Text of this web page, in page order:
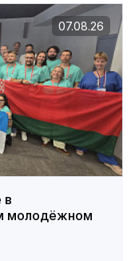
в
молодёжном
07.08.26